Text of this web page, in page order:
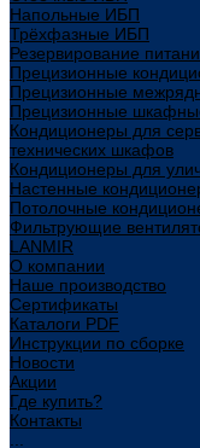
Напольные ИБП
Трёхфазные ИБП
Резервирование
Прецизионные
Прецизионные
Прецизионные
Кондиционеры для
технических шкафов
Кондиционеры для
Настенные
Потолочные
Фильтрующие
LANMIR
О компании
Наше производство
Сертификаты
Каталоги PDF
Инструкции по сборке
Новости
Акции
Где купить?
Контакты